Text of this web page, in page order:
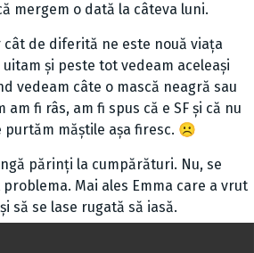
mergem o dată la câteva luni.
de diferită ne este nouă viața
și peste tot vedeam aceleași
vedeam câte o mască neagră sau
fi râs, am fi spus că e SF și că nu
purtăm măștile așa firesc. ☹
părinți la cumpărături. Nu, se
Mai ales Emma care a vrut
să se lase rugată să iasă.